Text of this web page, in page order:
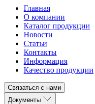
Главная
О компании
Каталог продукции
Новости
Статьи
Контакты
Информация
Качество продукции
Связаться с нами
Документы